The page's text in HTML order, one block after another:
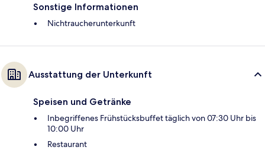
Sonstige Informationen
Nichtraucherunterkunft
Ausstattung der Unterkunft
Speisen und Getränke
Inbegriffenes Frühstücksbuffet täglich von 07:30 Uhr bis
10:00 Uhr
Restaurant